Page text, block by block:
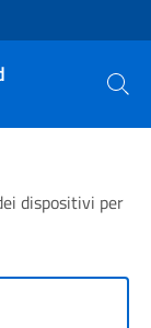
Cerca
dispositivi per